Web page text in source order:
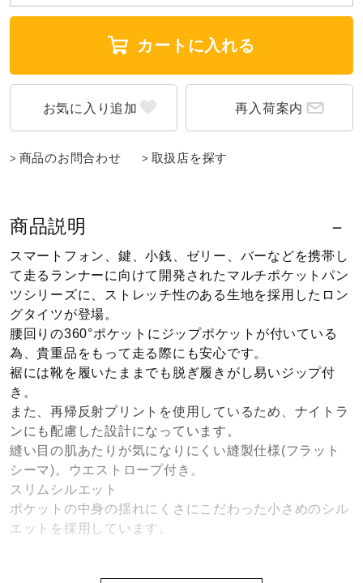
寝具／ミズノスリープ
アウトドア／レイン
サポーター
健康／エクササイズ
ジュニア／キッズ
メディカル
カートに入れる
再入荷案内
商品のお問合わせ 取扱店を探す
商品説明
スマートフォン、鍵、小銭、ゼリー、バーなどを携帯し
て走るランナーに向けて開発されたマルチポケットパン
ツシリーズに、ストレッチ性のある生地を採用したロン
グタイツが登場。
腰回りの360°ポケットにジップポケットが付いている
為、貴重品をもって走る際にも安心です。
裾には靴を履いたままでも脱ぎ履きがし易いジップ付
き。
また、再帰反射プリントを使用しているため、ナイトラ
ンにも配慮した設計になっています。
縫い目の肌あたりが気になりにくい縫製仕様(フラット
シーマ)。ウエストロープ付き。
スリムシルエット
ポケットの中身の揺れにくさにこだわった小さめのシル
エットを採用しています。